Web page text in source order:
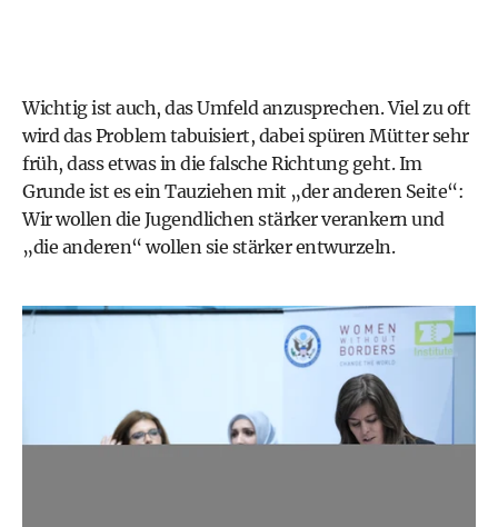
Wichtig ist auch, das Umfeld anzusprechen. Viel zu oft
wird das Problem tabuisiert, dabei spüren Mütter sehr
früh, dass etwas in die falsche Richtung geht. Im
Grunde ist es ein Tauziehen mit „der anderen Seite“:
Wir wollen die Jugendlichen stärker verankern und
„die anderen“ wollen sie stärker entwurzeln.